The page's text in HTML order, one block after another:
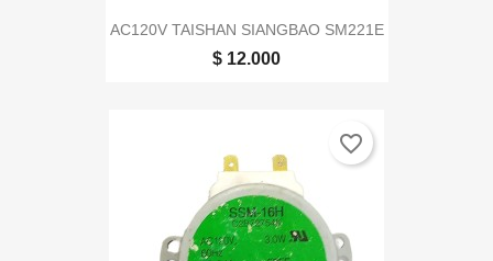
AC120V TAISHAN SIANGBAO SM221E
$ 12.000
favorite_border